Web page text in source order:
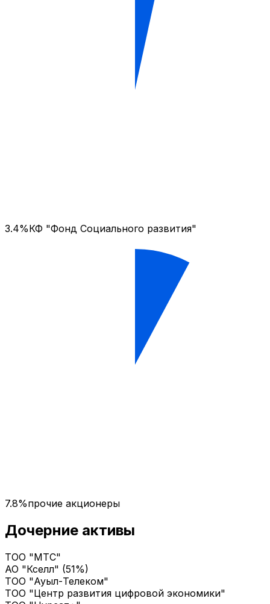
3.4%КФ "Фонд Социального развития"
7.8%прочие акционеры
Дочерние активы
ТОО "МТС"
АО "Кселл" (51%)
ТОО "Ауыл-Телеком"
ТОО "Центр развития цифровой экономики"